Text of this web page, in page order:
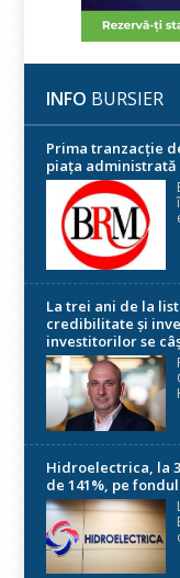
INFO BURSIER
Prima tranzacție
piața administrată
La trei ani de la
credibilitate și
investitorilor se
Hidroelectrica, la
de 141%, pe